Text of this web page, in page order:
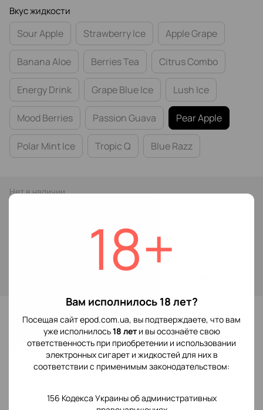
18+
Вам исполнилось 18 лет?
Посещая сайт epod.com.ua, вы подтверждаете, что вам
уже исполнилось18 лети вы осознаёте свою
ответственность при приобретении и использовании
электронных сигарет и жидкостей для них в
соответствии с применимым законодательством:
156 Кодекса Украины об административных
Вкус жидкости
Sour Apple Strawberry Ice Apple Grape
Banana Aloe Berries Tea Citrus Combo
Energy Drink Grape Blue Ice Lush Ice
Mood Berries Passion Guava Pear Apple
Polar Mint Ice Tropic Q Blue Razz
Нет в наличии
Сообщить, когда появится
В избранное
Отзывы